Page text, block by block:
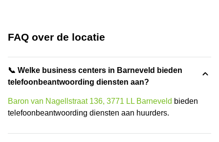
FAQ over de locatie
📞 Welke business centers in Barneveld bieden
telefoonbeantwoording diensten aan?
Baron van Nagellstraat 136, 3771 LL Barneveld bieden
telefoonbeantwoording diensten aan huurders.